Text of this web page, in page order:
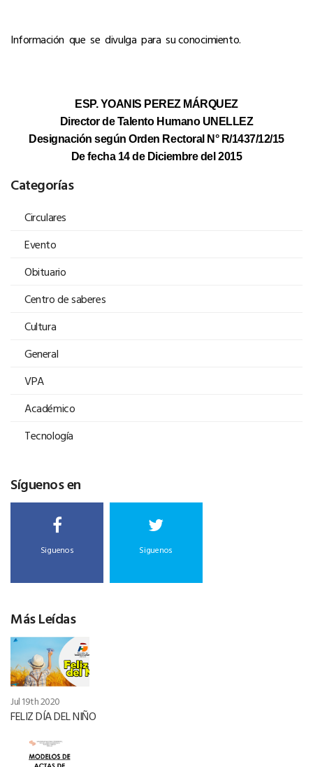
Información que se divulga para su conocimiento.
ESP. YOANIS PEREZ MÁRQUEZ
Director de Talento Humano UNELLEZ
Designación según Orden Rectoral N° R/1437/12/15
De fecha 14 de Diciembre del 2015
Categorías
Circulares
Evento
Obituario
Centro de saberes
Cultura
General
VPA
Académico
Tecnología
Síguenos en
Siguenos Siguenos
Más Leídas
Jul 19th 2020
FELIZ DÍA DEL NIÑO